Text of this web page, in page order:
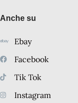
Anche su
Ebay
Facebook
Tik Tok
Instagram